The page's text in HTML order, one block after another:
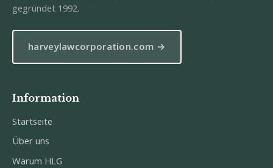
gegründet 1992.
harveylawcorporation.com →
Information
Startseite
Über uns
Warum HLG